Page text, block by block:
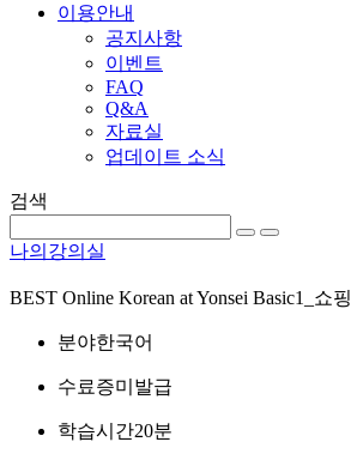
이용안내
공지사항
이벤트
FAQ
Q&A
자료실
업데이트 소식
검색
나의강의실
BEST Online Korean at Yonsei Basic1_쇼핑
분야한국어
수료증미발급
학습시간20분